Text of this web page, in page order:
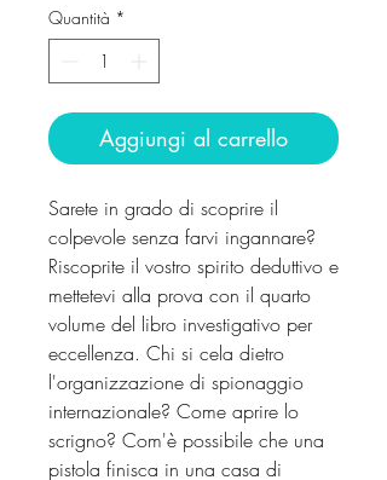
Quantità *
Aggiungi al carrello
Sarete in grado di scoprire il
colpevole senza farvi ingannare?
Riscoprite il vostro spirito deduttivo e
mettetevi alla prova con il quarto
volume del libro investigativo per
eccellenza. Chi si cela dietro
l'organizzazione di spionaggio
internazionale? Come aprire lo
scrigno? Com'è possibile che una
pistola finisca in una casa di